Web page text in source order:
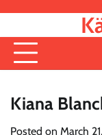
content
Kiana
Posted on March